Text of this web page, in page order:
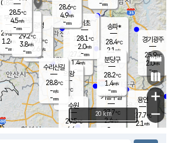
과천
27.2℃
1.4m/s
- mm
용인
27.7℃
2.1 m/s
경기광주
25.9℃
2.0m/s
-mm
의왕
- ℃
m/s
mm
0.8 m/s
mm
광명
29.0
℃
2.6 m/s
-mm
부천
29.1℃
1.2m/s
-mm
구로
29.2℃
3.8m/s
-mm
-mm
송파*
28.4℃
2.1 m/s
-mm
서초
28.1℃
2.0m/s
-mm
기흥구갈
27.7℃
2.4m/s
-
수리산길
28.8℃
-m/s
-mm
분당구
28.2℃
1.4m/s
-mm
28.5℃
4.5m/s
-mm
수원
29.5℃
4.6 m/s
28.6℃
4.9m/s
-mm
+
−
20 km